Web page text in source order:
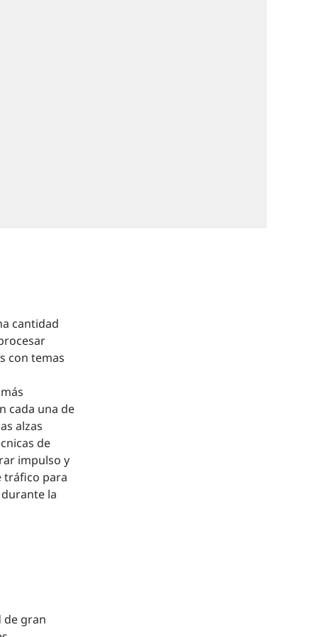
cantidad
con temas
cada una de
alzas
de
impulso y
tráfico para
la
de gran